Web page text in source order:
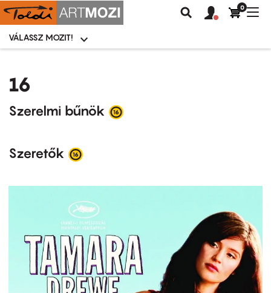
tartalomra
Moziválasztó
menü
VÁLASSZ MOZIT!
Keresés
Felhasználói
fiók
0
16
Szerelmi bűnök
Szeretők